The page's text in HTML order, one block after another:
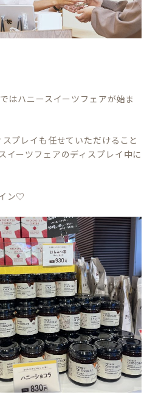
はハニースイーツフェアが始ま
プレイも任せていただけること
ーツフェアのディスプレイ中に
ン♡